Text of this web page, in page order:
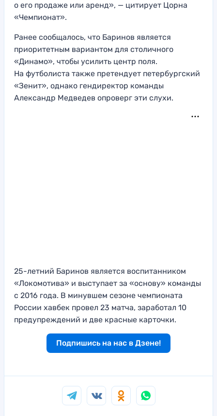
о его продаже или аренд», — цитирует Цорна
«Чемпионат».
Ранее сообщалось, что Баринов является
приоритетным вариантом для столичного
«Динамо», чтобы усилить центр поля.
На футболиста также претендует петербургский
«Зенит», однако гендиректор команды
Александр Медведев опроверг эти слухи.
25-летний Баринов является воспитанником
«Локомотива» и выступает за «основу» команды
с 2016 года. В минувшем сезоне чемпионата
России хавбек провел 23 матча, заработал 10
предупреждений и две красные карточки.
Подпишись на нас в Дзене!